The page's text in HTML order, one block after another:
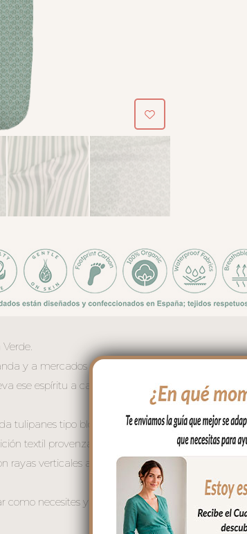
y a mercados provenzales, a callejuelas
ese espíritu a cada paseo de tu bebé, con una
tulipanes tipo block print tan característico del
textil provenzal con una sensibilidad
rayas verticales aporta frescura y carácter: un
como necesites y la opción de quitar la tapa